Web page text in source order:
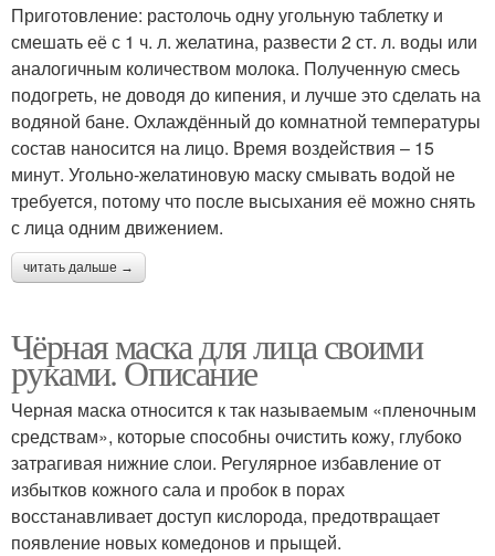
Приготовление: растолочь одну угольную таблетку и
смешать её с 1 ч. л. желатина, развести 2 ст. л. воды или
аналогичным количеством молока. Полученную смесь
подогреть, не доводя до кипения, и лучше это сделать на
водяной бане. Охлаждённый до комнатной температуры
состав наносится на лицо. Время воздействия – 15
минут. Угольно-желатиновую маску смывать водой не
требуется, потому что после высыхания её можно снять
с лица одним движением.
читать дальше →
Чёрная маска для лица своими
руками. Описание
Черная маска относится к так называемым «пленочным
средствам», которые способны очистить кожу, глубоко
затрагивая нижние слои. Регулярное избавление от
избытков кожного сала и пробок в порах
восстанавливает доступ кислорода, предотвращает
появление новых комедонов и прыщей.